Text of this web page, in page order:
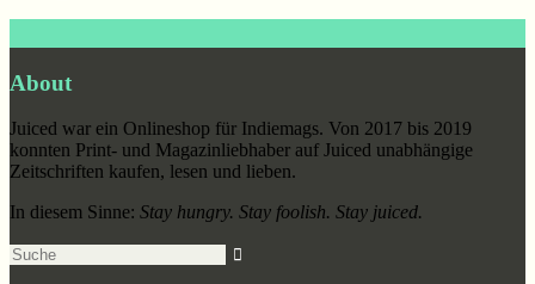
About
Juiced war ein Onlineshop für Indiemags. Von 2017 bis 2019
konnten Print- und Magazinliebhaber auf Juiced unabhängige
Zeitschriften kaufen, lesen und lieben.
In diesem Sinne: Stay hungry. Stay foolish. Stay juiced.
Suche